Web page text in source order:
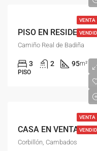
VENTA
Camiño Real de Badiña
3 2 95m²
PISO
VENTA
CASA EN VENTA EN
Corbillón, Cambados